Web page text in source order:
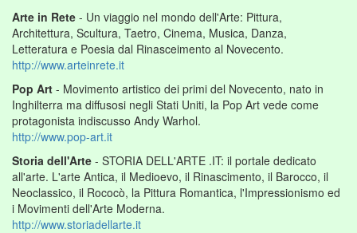
Arte in Rete - Un viaggio nel mondo dell'Arte: Pittura,
Architettura, Scultura, Taetro, Cinema, Musica, Danza,
Letteratura e Poesia dal Rinasceimento al Novecento.
http://www.arteinrete.it
Pop Art - Movimento artistico dei primi del Novecento, nato in
Inghilterra ma diffusosi negli Stati Uniti, la Pop Art vede come
protagonista indiscusso Andy Warhol.
http://www.pop-art.it
Storia dell'Arte - STORIA DELL'ARTE .IT: il portale dedicato
all'arte. L'arte Antica, il Medioevo, il Rinascimento, il Barocco, il
Neoclassico, il Rococò, la Pittura Romantica, l'Impressionismo ed
i Movimenti dell'Arte Moderna.
http://www.storiadellarte.it